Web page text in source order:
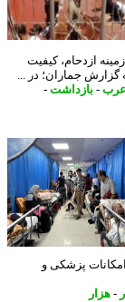
ازدحام، کیفیت
جماران؛ در ...
- بازداشت -
پزشکی و